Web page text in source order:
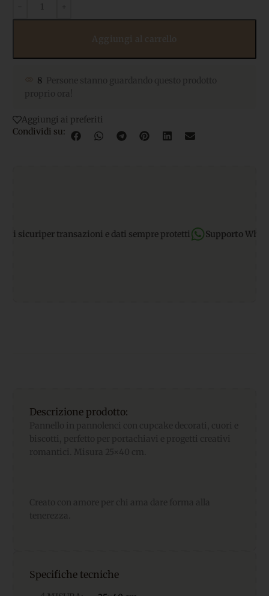
8
Aggiungi ai preferiti
Condividi su:
sicuriper transazioni e dati sempre protetti Supporto
Descrizione prodotto:
Specifiche tecniche